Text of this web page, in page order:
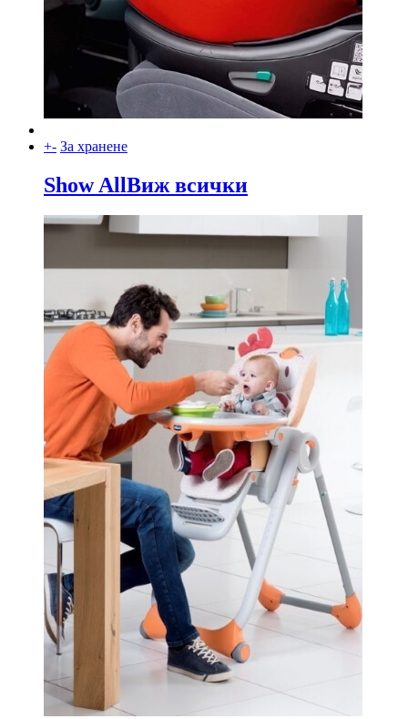
+- За хранене
Show AllВиж всички